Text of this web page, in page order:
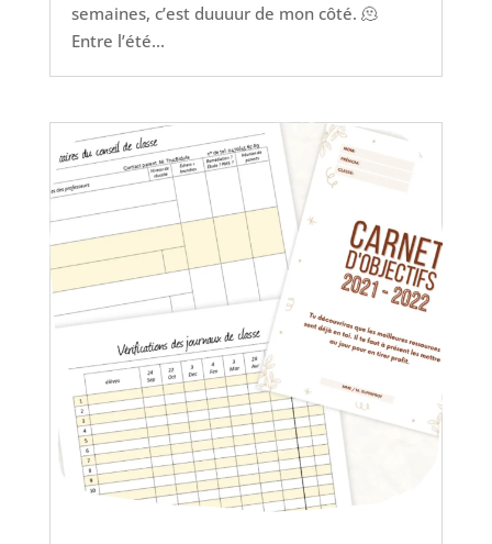
semaines, c’est duuuur de mon côté. 🫠
Entre l’été...